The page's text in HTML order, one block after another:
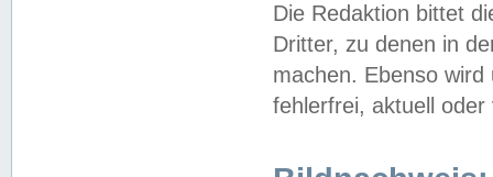
Die Redaktion bittet
Dritter, zu denen in
machen. Ebenso
fehlerfrei, aktuell oder